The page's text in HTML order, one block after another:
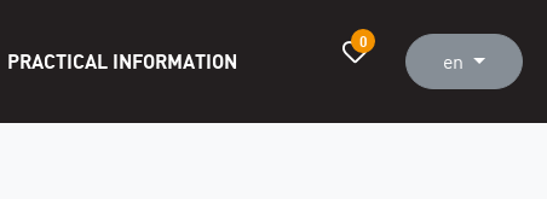
PRACTICAL INFORMATION
0
en